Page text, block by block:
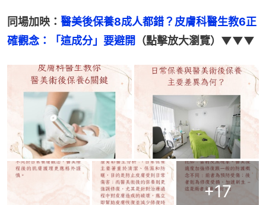
同場加映： 醫美後保養8成人都錯？皮膚科醫生教6正
確觀念：「這成分」要避開 （點擊放大瀏覽）▼▼▼
+17